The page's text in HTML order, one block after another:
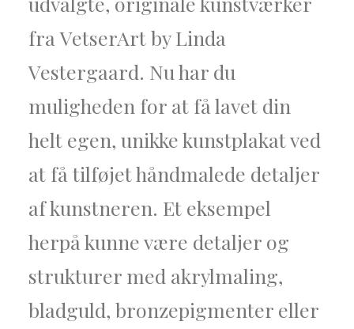
fra VetserArt by Linda
Vestergaard. Nu har du
muligheden for at få lavet din
helt egen, unikke kunstplakat ved
at få tilføjet håndmalede detaljer
af kunstneren. Et eksempel
herpå kunne være detaljer og
strukturer med akrylmaling,
bladguld, bronzepigmenter eller